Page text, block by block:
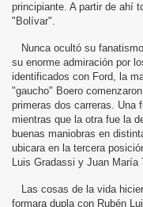
principiante. A partir de ahí
"Bolívar".
Nunca ocultó su
su enorme admiración por
identificados con Ford, la
"gaucho" Boero
primeras dos carreras. Una
mientras que la otra fue la
buenas maniobras en
ubicara en la tercera
Luis Gradassi y Juan María
Las cosas de la vida
formara dupla con Rubén